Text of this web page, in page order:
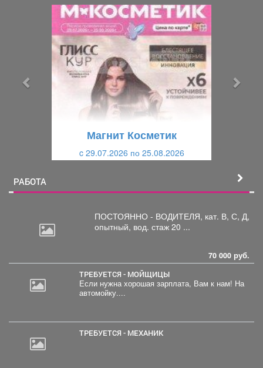
Магнит Косметик
c 29.07.2026 по 25.08.2026
РАБОТА
ПОСТОЯННО - ВОДИТЕЛЯ, кат. В, С, Д,
опытный, вод. стаж 20 ...
70 000 руб.
ТРЕБУЕТСЯ - МОЙЩИЦЫ
Если нужна хорошая зарплата, Вам к нам! На
автомойку....
ТРЕБУЕТСЯ - МЕХАНИК